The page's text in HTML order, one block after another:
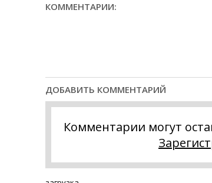
КОММЕНТАРИИ:
ДОБАВИТЬ КОММЕНТАРИЙ
Комментарии могут